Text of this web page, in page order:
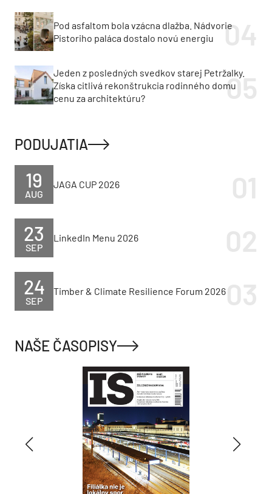
Pod asfaltom bola vzácna dlažba. Nádvorie
Pistoriho paláca dostalo novú energiu
Jeden z posledných svedkov starej Petržalky.
Získa citlivá rekonštrukcia rodinného domu
cenu za architektúru?
PODUJATIA
AUG
19 JAGA CUP 2026
SEP
23 LinkedIn Menu 2026
SEP
24 Timber & Climate Resilience Forum 2026
NAŠE ČASOPISY